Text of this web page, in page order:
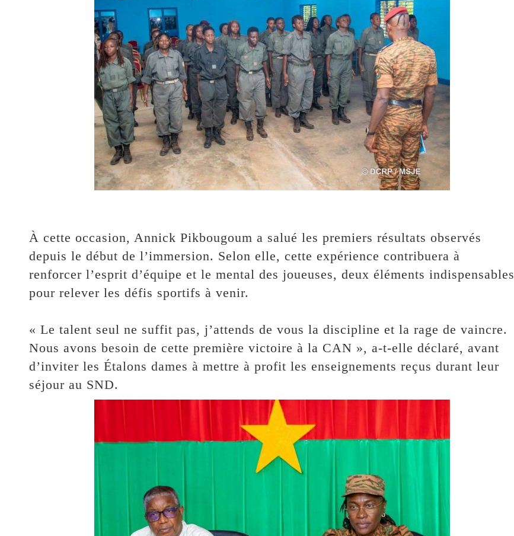
‎À cette occasion, Annick Pikbougoum a salué les premiers résultats observés
depuis le début de l’immersion. Selon elle, cette expérience contribuera à
renforcer l’esprit d’équipe et le mental des joueuses, deux éléments indispensables
pour relever les défis sportifs à venir.
‎« Le talent seul ne suffit pas, j’attends de vous la discipline et la rage de vaincre.
Nous avons besoin de cette première victoire à la CAN », a-t-elle déclaré, avant
d’inviter les Étalons dames à mettre à profit les enseignements reçus durant leur
séjour au SND.